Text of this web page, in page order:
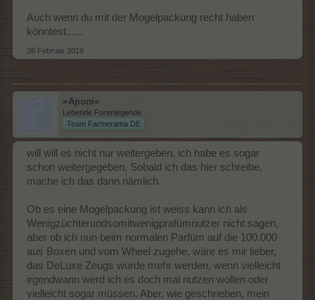
Auch wenn du mit der Mogelpackung recht haben
könntest......
26 Februar 2019
=Aponi=
Lebende Forenlegende
Team Farmerama DE
will will es nicht nur weitergeben, ich habe es sogar
schon weitergegeben. Sobald ich das hier schreibe,
mache ich das dann nämlich.
Ob es eine Mogelpackung ist weiss kann ich als
Wenigzüchterundsomitwenigprafümnutzer nicht sagen,
aber ob ich nun beim normalen Parfüm auf die 100.000
aus Boxen und vom Wheel zugehe, wäre es mir lieber,
das DeLuxe Zeugs würde mehr werden, wenn vielleicht
irgendwann werd ich es doch mal nutzen wollen oder
vielleicht sogar müssen. Aber, wie geschrieben, mein